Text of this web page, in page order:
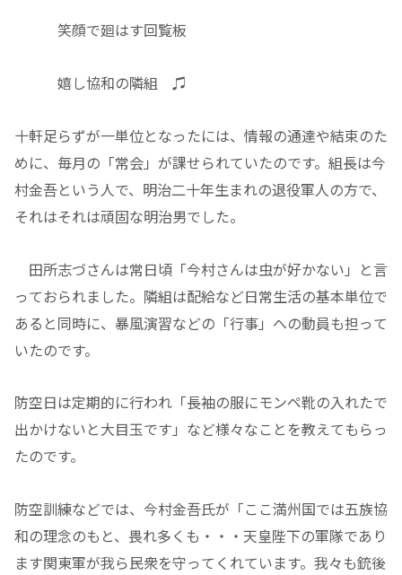
笑顔で廻はす回覧板
嬉し協和の隣組 ♫
十軒足らずが一単位となったには、情報の通達や結束のた
めに、毎月の「常会」が課せられていたのです。組長は今
村金吾という人で、明治二十年生まれの退役軍人の方で、
それはそれは頑固な明治男でした。
田所志づさんは常日頃「今村さんは虫が好かない」と言
っておられました。隣組は配給など日常生活の基本単位で
あると同時に、暴風演習などの「行事」への動員も担って
いたのです。
防空日は定期的に行われ「長袖の服にモンペ靴の入れたで
出かけないと大目玉です」など様々なことを教えてもらっ
たのです。
防空訓練などでは、今村金吾氏が「ここ満州国では五族協
和の理念のもと、畏れ多くも・・・天皇陛下の軍隊であり
ます関東軍が我ら民衆を守ってくれています。我々も銃後